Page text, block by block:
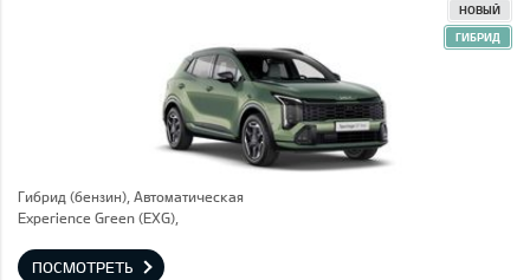
НОВЫЙ
ГИБРИД
Гибрид (бензин), Автоматическая
Experience Green (EXG),
ПОСМОТРЕТЬ